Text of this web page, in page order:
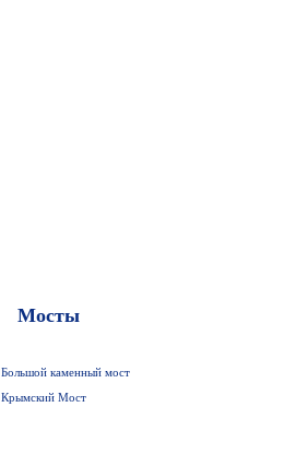
Мосты
Большой каменный мост
Крымский Мост